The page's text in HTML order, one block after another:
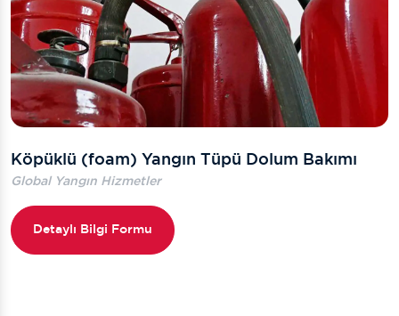
Köpüklü (foam) Yangın Tüpü Dolum Bakımı
Global Yangın Hizmetler
Detaylı Bilgi Formu